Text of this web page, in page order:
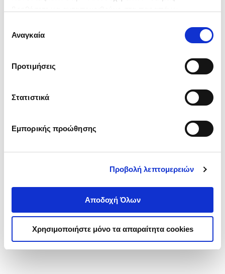
ενδιαφέρουν και να επιλέξετε από τα παρακάτω με την
΄΄και να ενημερωθείτε σχετικά με
συγκατάθεσης
Αναγκαία
Προτιμήσεις
Στατιστικά
Εμπορικής προώθησης
Προβολή λεπτομερειών
Αποδοχή Όλων
Χρησιμοποιήστε μόνο τα απαραίτητα cookies